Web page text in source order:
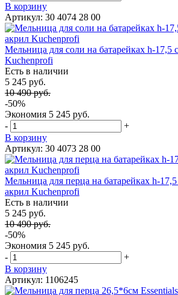
В корзину
Артикул: 30 4074 28 00
Мельница для соли на батарейках h-17,5
Kuchenprofi
Есть в наличии
5 245 руб.
10 490 руб.
-50%
Экономия 5 245 руб.
-
+
В корзину
Артикул: 30 4073 28 00
Мельница для перца на батарейках h-
акрил Kuchenprofi
Есть в наличии
5 245 руб.
10 490 руб.
-50%
Экономия 5 245 руб.
-
+
В корзину
Артикул: 1106245